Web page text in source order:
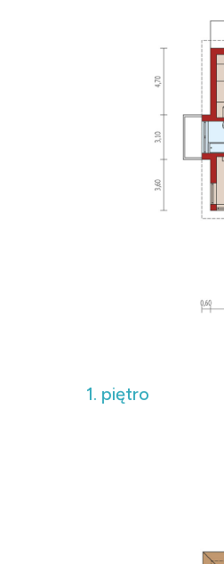
1. piętro